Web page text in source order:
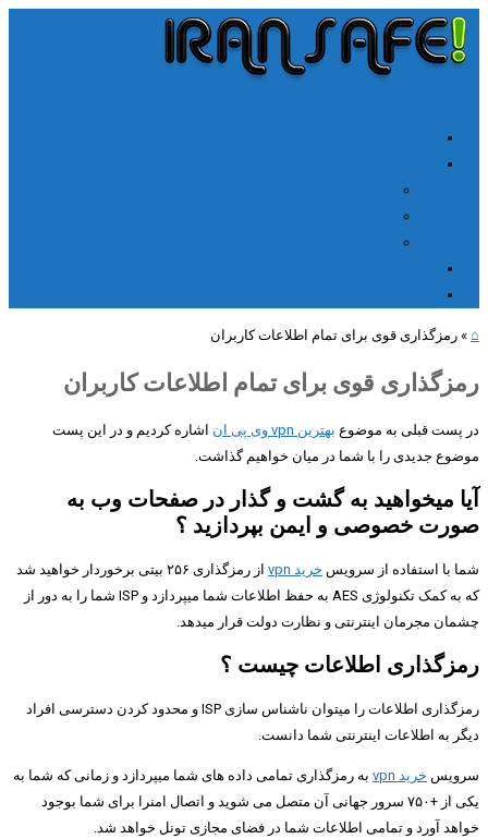
⌂
» رمزگذاری قوی برای تمام اطلاعات کاربران
رمزگذاری قوی برای تمام اطلاعات کاربران
در پست قبلی به موضوع بهترین vpn وی پی ان
اشاره کردیم و در این پست
موضوع جدیدی را با شما در میان خواهیم گذاشت.
آیا میخواهید به گشت و گذار در صفحات وب به
صورت خصوصی و ایمن بپردازید ؟
شما با استفاده از سرویس خرید vpn
از رمزگذاری ۲۵۶ بیتی برخوردار خواهید شد
که به کمک تکنولوژی AES به حفظ اطلاعات شما میپردازد و ISP شما را به دور از
چشمان مجرمان اینترنتی و نظارت دولت قرار میدهد.
رمزگذاری اطلاعات چیست ؟
رمزگذاری اطلاعات را میتوان ناشناس سازی ISP و محدود کردن دسترسی افراد
دیگر به اطلاعات اینترنتی شما دانست.
سرویس خرید vpn
به رمزگذاری تمامی داده های شما میپردازد و زمانی که شما به
یکی از +۷۵۰ سرور جهانی آن متصل می شوید و اتصال امنرا برای شما بوجود
خواهد آورد و تمامی اطلاعات شما در فضای مجازی تونل خواهد شد.